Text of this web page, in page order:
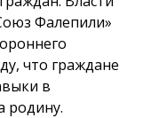
Фалепили»
что граждане
в
родину.